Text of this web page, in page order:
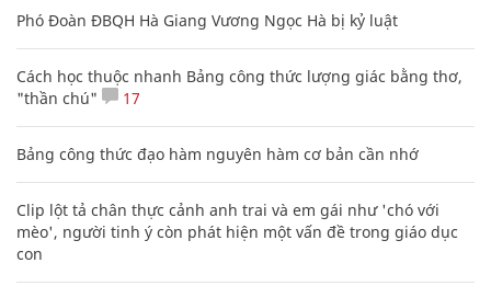
Phó Đoàn ĐBQH Hà Giang Vương Ngọc Hà bị kỷ luật
Cách học thuộc nhanh Bảng công thức lượng giác bằng thơ,
"thần chú"
17
Bảng công thức đạo hàm nguyên hàm cơ bản cần nhớ
Clip lột tả chân thực cảnh anh trai và em gái như 'chó với
mèo', người tinh ý còn phát hiện một vấn đề trong giáo dục
con